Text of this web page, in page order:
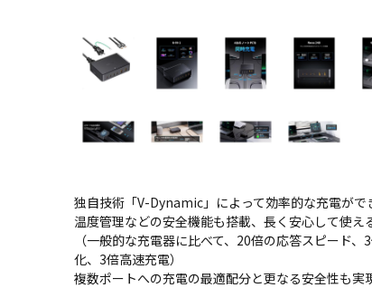
独自技術「V-Dynamic」によって効率的な充電がで
温度管理などの安全機能も搭載、長く安心して使え
（一般的な充電器に比べて、20倍の応答スピード
化、3倍高速充電）
複数ポートへの充電の最適配分と更なる安全性も実